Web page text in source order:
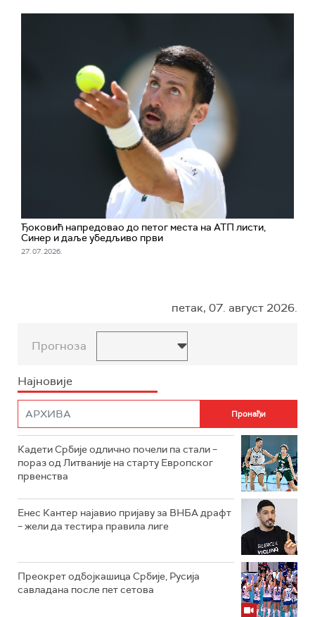
Ђоковић напредовао до петог места на АТП листи,
Синер и даље убедљиво први
27. 07. 2026.
петак, 07. август 2026.
Прогноза
Најновије
Кадети Србије одлично почели па стали –
пораз од Литваније на старту Европског
првенства
Енес Кантер најавио пријаву за ВНБА драфт
– жели да тестира правила лиге
Преокрет одбојкашица Србије, Русија
савладана после пет сетова